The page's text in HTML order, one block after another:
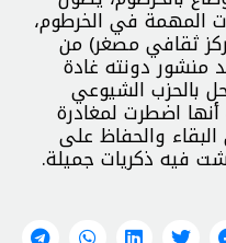
المهمة في الخرطوم،
ثقافي مصغر) من
منشور دونته غادة
بالحزب الشيوعي
اضطرت لمغادرة
والحفاظ على
فيه ذكريات جميلة.